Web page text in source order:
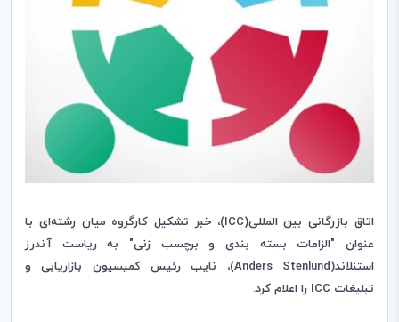
اتاق بازرگانی بین المللی(
ICC)، خبر تشکیل کارگروه میان رشته‌ای با
عنوان "‌الزامات بسته بندی و برچسب
زنی" به ریاست آندرز
استنلاند(
Anders Stenlund)، نایب رئیس کمیسیون بازاریابی
و
تبلیغات ICC ‌را اعلام کرد.